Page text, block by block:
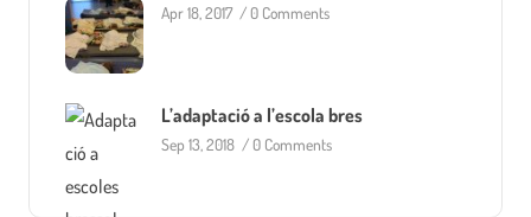
Apr 18, 2017 /0 Comments
L’adaptació a l’escola bres
Sep 13, 2018 /0 Comments